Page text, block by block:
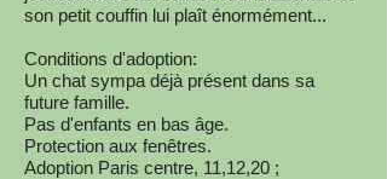
son petit couffin lui plaît énormément...
Conditions d'adoption:
Un chat sympa déjà présent dans sa
future famille.
Pas d'enfants en bas âge.
Protection aux fenêtres.
Adoption Paris centre, 11,12,20 ;